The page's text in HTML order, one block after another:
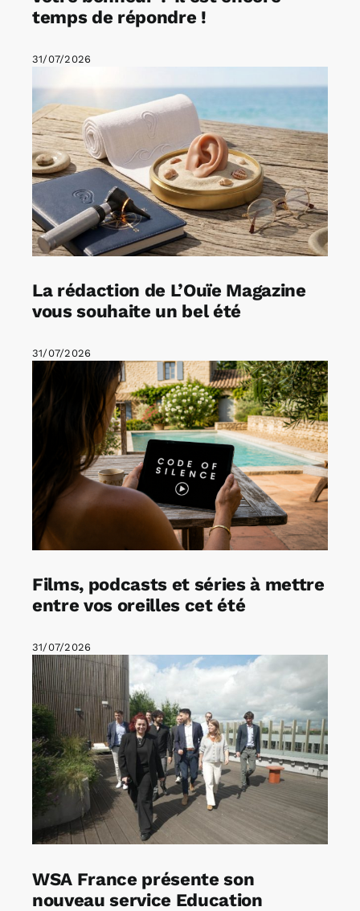
temps de répondre !
31/07/2026
La rédaction de L’Ouïe Magazine
vous souhaite un bel été
31/07/2026
Films, podcasts et séries à mettre
entre vos oreilles cet été
31/07/2026
WSA France présente son
nouveau service Education